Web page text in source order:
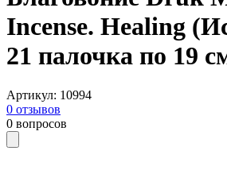
Incense. Healing
21 палочка по 19
Артикул: 10994
0 отзывов
0 вопросов